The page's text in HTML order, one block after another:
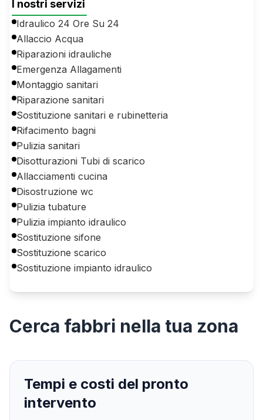
I nostri servizi
Idraulico 24 Ore Su 24
Allaccio Acqua
Riparazioni idrauliche
Emergenza Allagamenti
Montaggio sanitari
Riparazione sanitari
Sostituzione sanitari e rubinetteria
Rifacimento bagni
Pulizia sanitari
Disotturazioni Tubi di scarico
Allacciamenti cucina
Disostruzione wc
Pulizia tubature
Pulizia impianto idraulico
Sostituzione sifone
Sostituzione scarico
Sostituzione impianto idraulico
Cerca fabbri nella tua zona
Tempi e costi del pronto
intervento